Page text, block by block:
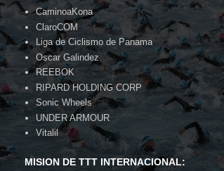
CaminoaKona
ClaroCOM
Liga de Ciclismo de Panama
Oscar Galindez
REEBOK
RIPARD HOLDING CORP
Sonic Wheels
UNDER ARMOUR
Vitalil
MISION DE TTT INTERNACIONAL: